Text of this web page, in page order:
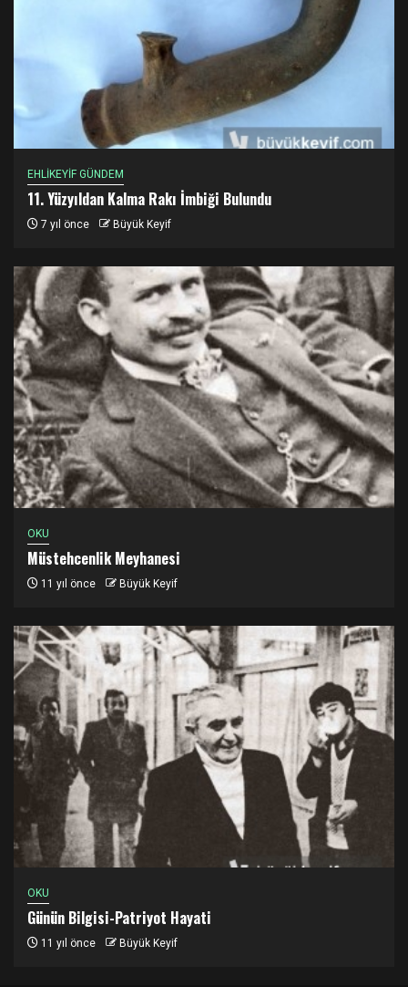
EHLİKEYİF GÜNDEM
11. Yüzyıldan Kalma Rakı İmbiği Bulundu
7 yıl önce Büyük Keyif
OKU
Müstehcenlik Meyhanesi
11 yıl önce Büyük Keyif
OKU
Günün Bilgisi-Patriyot Hayati
11 yıl önce Büyük Keyif